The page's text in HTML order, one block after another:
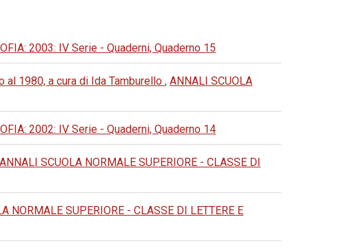
2003: IV Serie - Quaderni, Quaderno 15
1980, a cura di Ida Tamburello , ANNALI SCUOLA
2002: IV Serie - Quaderni, Quaderno 14
ANNALI SCUOLA NORMALE SUPERIORE - CLASSE DI
NORMALE SUPERIORE - CLASSE DI LETTERE E